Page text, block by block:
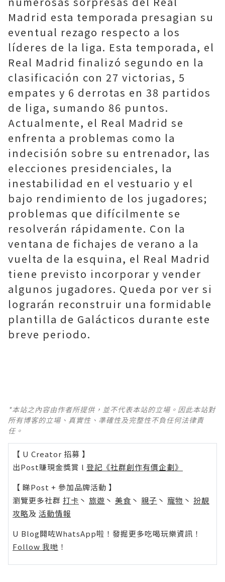
Madrid esta temporada presagian su
eventual rezago respecto a los
líderes de la liga. Esta temporada, el
Real Madrid finalizó segundo en la
clasificación con 27 victorias, 5
empates y 6 derrotas en 38 partidos
de liga, sumando 86 puntos.
Actualmente, el Real Madrid se
enfrenta a problemas como la
indecisión sobre su entrenador, las
elecciones presidenciales, la
inestabilidad en el vestuario y el
bajo rendimiento de los jugadores;
problemas que difícilmente se
resolverán rápidamente. Con la
ventana de fichajes de verano a la
vuelta de la esquina, el Real Madrid
tiene previsto incorporar y vender
algunos jugadores. Queda por ver si
lograrán reconstruir una formidable
plantilla de Galácticos durante este
breve periodo.
*本站之內容由作者所提供，並不代表本站的立場。因此本站對
所有博客的立場、真實性、準確性及完整性不負任何法律責
任。
【 U Creator 招募 】
出Post賺現金獎賞 l 登記《社群創作有價企劃》
【 睇Post + 參加品牌活動 】
瀏覽更多社群 打卡 丶 旅遊 丶 美食 丶 親子 丶 寵物 丶 扮靚
攻略及 活動情報
U Blog開咗WhatsApp啦！發掘更多吃喝玩樂資訊！
Follow 我哋 ！